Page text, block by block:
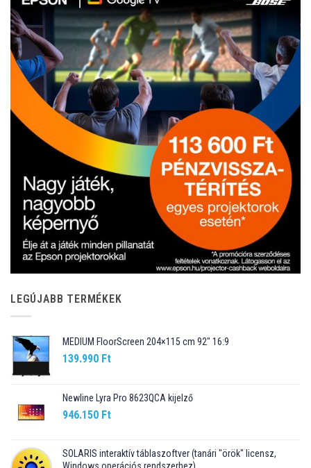
LEGÚJABB TERMÉKEK
MEDIUM FloorScreen 204×115 cm 92″ 16:9
139.990 Ft
Newline Lyra Pro 8623QCA kijelző
946.150 Ft
SOLARIS interaktív táblaszoftver (tanári "örök" licensz,